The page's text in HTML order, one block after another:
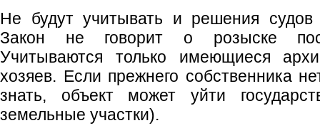
Не будут учитывать и решения судов
Закон не говорит о розыске
Учитываются только имеющиеся
хозяев. Если прежнего собственника
знать, объект может уйти
земельные участки).